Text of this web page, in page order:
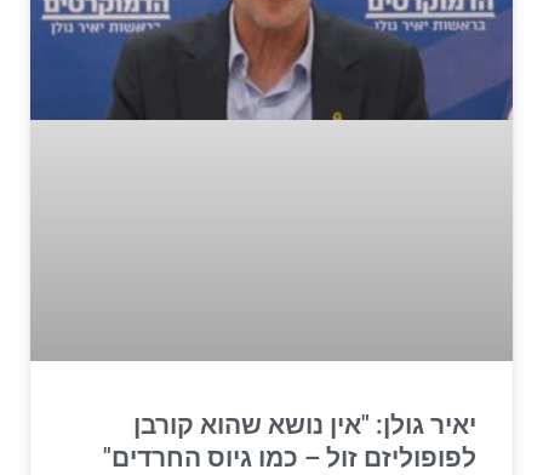
יאיר גולן: "אין נושא שהוא קורבן
לפופוליזם זול – כמו גיוס החרדים"